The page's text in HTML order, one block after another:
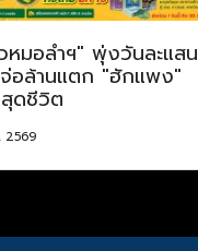
หมอลำฯ" พุ่งวันละแสน
อล้านแตก "ฮักแพง"
ดชีวิต
2569